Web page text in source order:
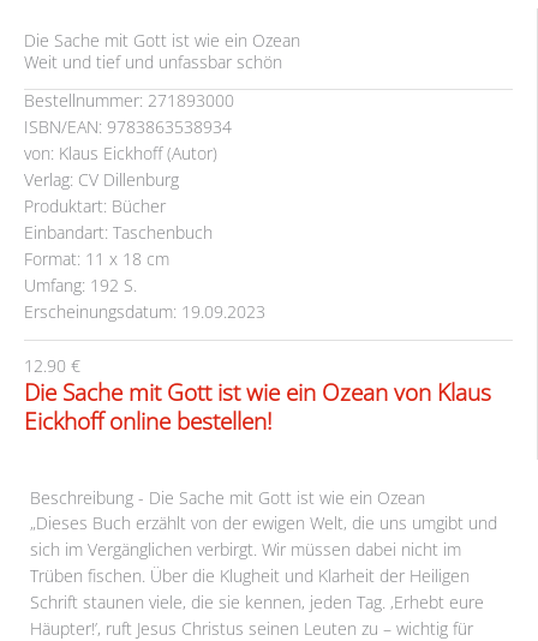
Die Sache mit Gott ist wie ein Ozean
Weit und tief und unfassbar schön
Bestellnummer: 271893000
ISBN/EAN: 9783863538934
von: Klaus Eickhoff (Autor)
Verlag: CV Dillenburg
Produktart: Bücher
Einbandart: Taschenbuch
Format: 11 x 18 cm
Umfang: 192 S.
Erscheinungsdatum: 19.09.2023
12.90 €
Die Sache mit Gott ist wie ein Ozean von Klaus
Eickhoff online bestellen!
Beschreibung - Die Sache mit Gott ist wie ein Ozean
„Dieses Buch erzählt von der ewigen Welt, die uns umgibt und
sich im Vergänglichen verbirgt. Wir müssen dabei nicht im
Trüben fischen. Über die Klugheit und Klarheit der Heiligen
Schrift staunen viele, die sie kennen, jeden Tag. ‚Erhebt eure
Häupter!’, ruft Jesus Christus seinen Leuten zu – wichtig für